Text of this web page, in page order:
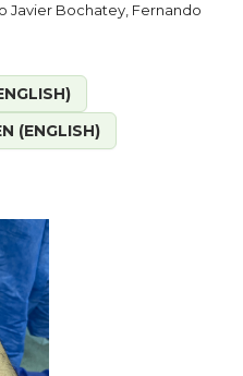
Javier Bochatey, Fernando
(ENGLISH)